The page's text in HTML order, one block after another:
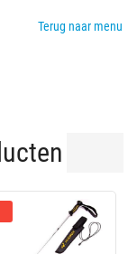
Terug naar menu